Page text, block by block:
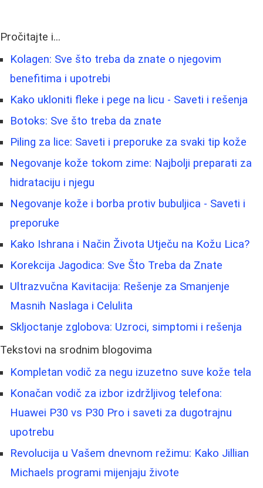
Pročitajte i...
Kolagen: Sve što treba da znate o njegovim
benefitima i upotrebi
Kako ukloniti fleke i pege na licu - Saveti i rešenja
Botoks: Sve što treba da znate
Piling za lice: Saveti i preporuke za svaki tip kože
Negovanje kože tokom zime: Najbolji preparati za
hidrataciju i njegu
Negovanje kože i borba protiv bubuljica - Saveti i
preporuke
Kako Ishrana i Način Života Utječu na Kožu Lica?
Korekcija Jagodica: Sve Što Treba da Znate
Ultrazvučna Kavitacija: Rešenje za Smanjenje
Masnih Naslaga i Celulita
Skljoctanje zglobova: Uzroci, simptomi i rešenja
Tekstovi na srodnim blogovima
Kompletan vodič za negu izuzetno suve kože tela
Konačan vodič za izbor izdržljivog telefona:
Huawei P30 vs P30 Pro i saveti za dugotrajnu
upotrebu
Revolucija u Vašem dnevnom režimu: Kako Jillian
Michaels programi mijenjaju živote